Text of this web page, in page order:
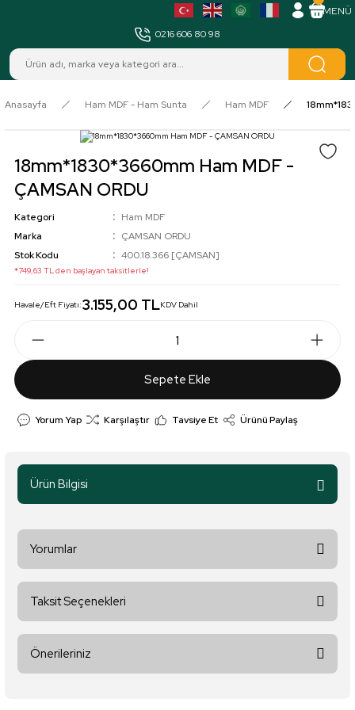
0216 606 80 98
Anasayfa Ham MDF - Ham Sunta Ham MDF
18mm*1830*3660mm Ham MDF -
ÇAMSAN ORDU
Kategori
Ham MDF
Marka
ÇAMSAN ORDU
Stok Kodu
400.18.366 [ÇAMSAN]
*749,63 TL den başlayan taksitlerle!
Havale/Eft Fiyatı:3.155,00 TLKDV Dahil
Sepete Ekle
Yorum Yap Karşılaştır Tavsiye Et Ürünü Paylaş
Ürün Bilgisi
Yorumlar
Taksit Seçenekleri
Önerileriniz